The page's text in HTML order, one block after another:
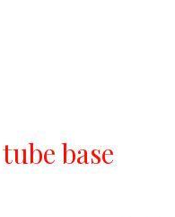
base